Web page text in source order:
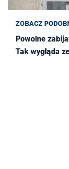
ZOBACZ
Powolne
Tak wygląda